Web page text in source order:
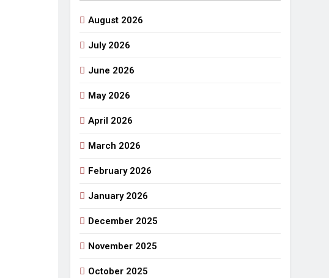
3 Years Ago
का जन्म महोत्सव का भव्य आयोजन
राजनीतिक सफरनामा : आन्दोलन से उपजे सवाल
के हाथों में लहराने वाला डंडा
August 2026
July 2026
June 2026
May 2026
April 2026
March 2026
February 2026
January 2026
December 2025
November 2025
October 2025